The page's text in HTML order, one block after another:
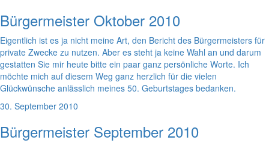
Bürgermeister Oktober 2010
Eigentlich ist es ja nicht meine Art, den Bericht des Bürgermeisters für
private Zwecke zu nutzen. Aber es steht ja keine Wahl an und darum
gestatten Sie mir heute bitte ein paar ganz persönliche Worte. Ich
möchte mich auf diesem Weg ganz herzlich für die vielen
Glückwünsche anlässlich meines 50. Geburtstages bedanken.
30. September 2010
Bürgermeister September 2010